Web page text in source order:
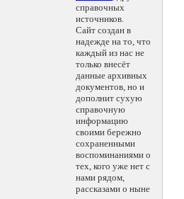
справочных
источников.
Сайт создан в
надежде на то, что
каждый из нас не
только внесёт
данные архивных
документов, но и
дополнит сухую
справочную
информацию
своими бережно
сохраненными
воспоминаниями о
тех, кого уже нет с
нами рядом,
рассказами о ныне